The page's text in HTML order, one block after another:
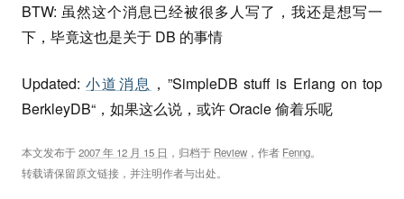
BTW: 虽然这个消息已经被很多人写了，我还是想写一
下，毕竟这也是关于 DB 的事情
Updated:小道消息 ，”SimpleDB stuff is Erlang on top
BerkleyDB“，如果这么说，或许 Oracle 偷着乐呢
本文发布于2007 年 12 月 15 日 ，归档于 Review ，作者 Fenng。
转载请保留原文链接，并注明作者与出处。